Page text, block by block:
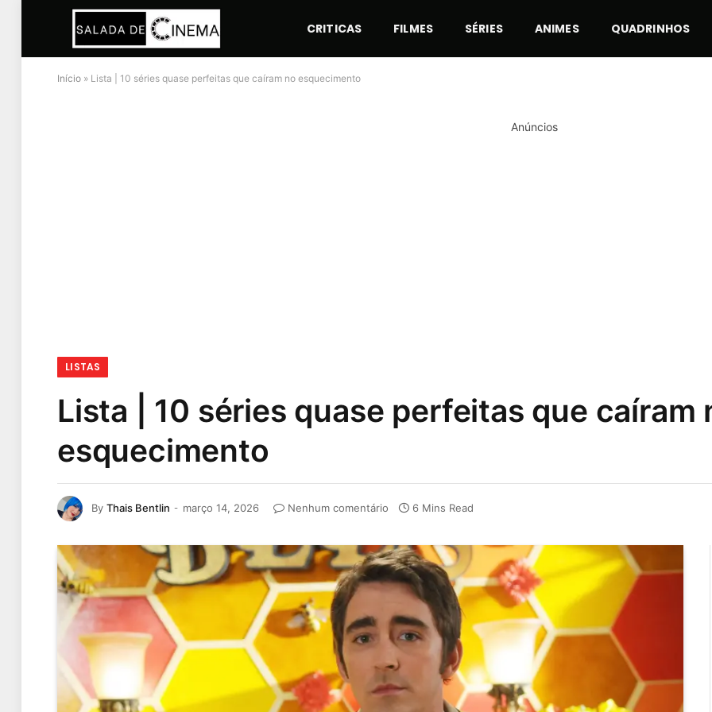
CRITICAS FILMES SÉRIES ANIMES QUADRINHOS
Início » Lista | 10 séries quase perfeitas que caíram no esquecimento
Anúncios
LISTAS
Lista | 10 séries quase perfeitas que caíram
esquecimento
By Thais Bentlin março 14, 2026 Nenhum comentário 6 Mins Read